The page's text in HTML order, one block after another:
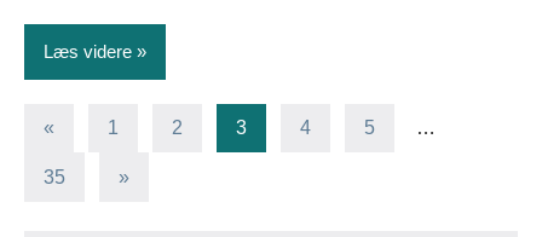
Læs videre
Indlægsinddeling
« Forrige1 2 3 4 5 …
35
Næste
»